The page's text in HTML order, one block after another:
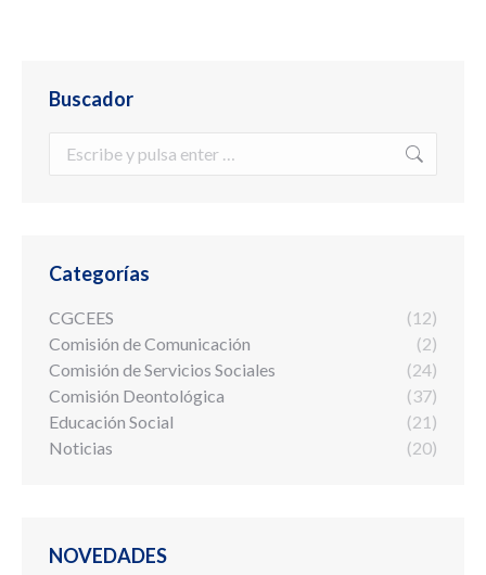
Buscador
Categorías
CGCEES
(12)
Comisión de Comunicación
(2)
Comisión de Servicios Sociales
(24)
Comisión Deontológica
(37)
Educación Social
(21)
Noticias
(20)
NOVEDADES